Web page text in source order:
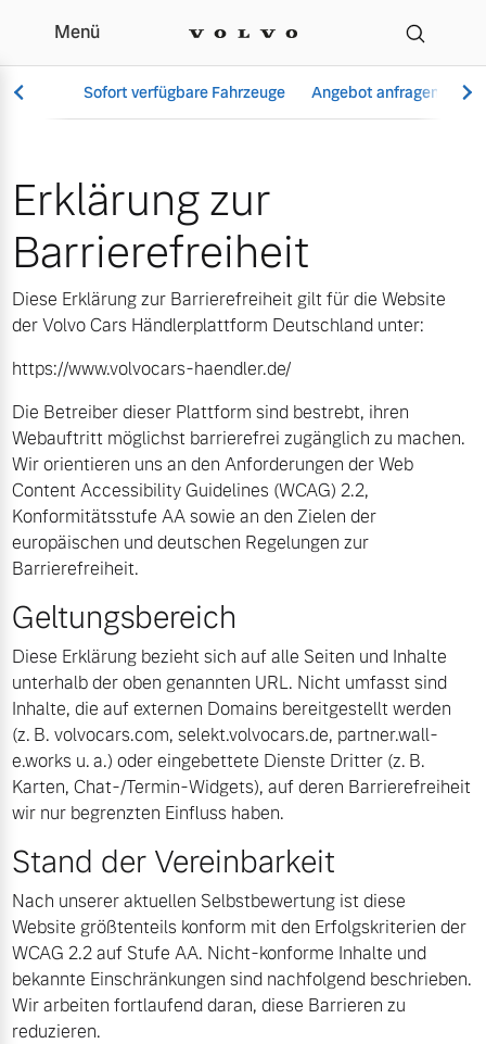
Erklärung zur
Menü
Sofort verfügbare Fahrzeuge Angebot anfragen
Vollelektrisch
6 Modelle
Plug-in Hybrid
3 Modelle
Mild-Hybrid
4 Modelle
Geschäftskunden
Editionsmodelle
Angebot anfragen
Fahrzeug konfigurieren
Aktuelle Angebote
Geschäftskunden
Volvo Gebrauchtwagenbörse
Gebrauchtwagen
Volvo kauft Ihr Auto
Aktuelle Zubehörangebote
Zubehörkatalog
Service by Volvo
Sie erhalten bei uns eine
Vielzahl von Original
Volvo Winter- und
Sommer Kompletträder.
Über uns
Unser Team
Kontakt und Anfahrt
Karriere
Unsere News & Events
Erklärung zur
Barrierefreiheit
Diese Erklärung zur Barrierefreiheit gilt für die Website
der Volvo Cars Händlerplattform Deutschland unter:
https://www.volvocars-haendler.de/
Die Betreiber dieser Plattform sind bestrebt, ihren
Webauftritt möglichst barrierefrei zugänglich zu machen.
Wir orientieren uns an den Anforderungen der Web
Content Accessibility Guidelines (WCAG) 2.2,
Konformitätsstufe AA sowie an den Zielen der
europäischen und deutschen Regelungen zur
Barrierefreiheit.
Geltungsbereich
Diese Erklärung bezieht sich auf alle Seiten und Inhalte
unterhalb der oben genannten URL. Nicht umfasst sind
Inhalte, die auf externen Domains bereitgestellt werden
(z. B. volvocars.com, selekt.volvocars.de, partner.wall-
e.works u. a.) oder eingebettete Dienste Dritter (z. B.
Karten, Chat-/Termin-Widgets), auf deren Barrierefreiheit
wir nur begrenzten Einfluss haben.
Stand der Vereinbarkeit
Nach unserer aktuellen Selbstbewertung ist diese
Website größtenteils konform mit den Erfolgskriterien der
WCAG 2.2 auf Stufe AA. Nicht-konforme Inhalte und
bekannte Einschränkungen sind nachfolgend beschrieben.
Wir arbeiten fortlaufend daran, diese Barrieren zu
reduzieren.